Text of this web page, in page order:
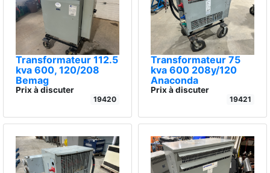
Transformateur 112.5
kva 600, 120/208
Bemag
Prix à discuter
19420
Transformateur 75
kva 600 208y/120
Anaconda
Prix à discuter
19421